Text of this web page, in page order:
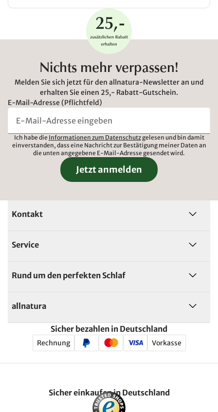
Nichts mehr verpassen!
Melden Sie sich jetzt für den allnatura-Newsletter an und
erhalten Sie einen 25,- Rabatt-Gutschein.
E-Mail-Adresse (Pflichtfeld)
Ich habe die Informationen zum Datenschutzgelesen und bin damit
einverstanden, dass eine Nachricht zur Bestätigung meiner Daten an
die unten angegebene E-Mail-Adresse gesendet wird.
Jetzt anmelden
Kontakt
Service
Rund um den perfekten Schlaf
allnatura
Sicher bezahlen in Deutschland
Rechnung Vorkasse
Sicher einkaufen in Deutschland